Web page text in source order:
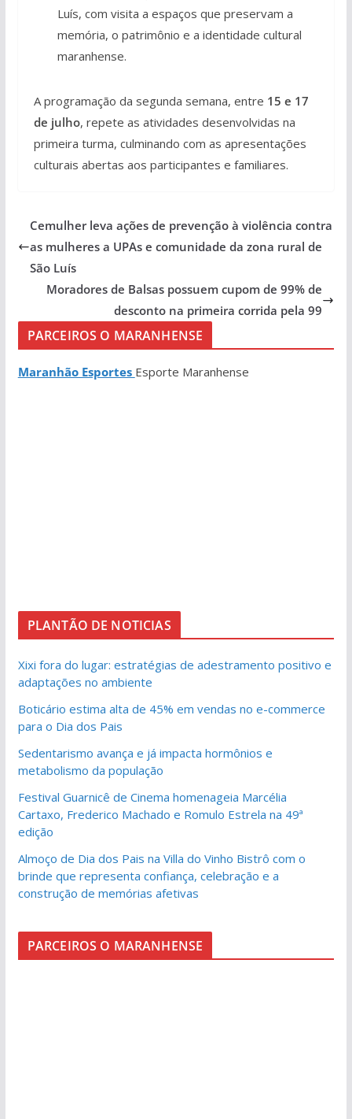
Luís, com visita a espaços que preservam a
memória, o patrimônio e a identidade cultural
maranhense.
A programação da segunda semana, entre 15 e 17
de julho, repete as atividades desenvolvidas na
primeira turma, culminando com as apresentações
culturais abertas aos participantes e familiares.
Cemulher leva ações de prevenção à violência contra
as mulheres a UPAs e comunidade da zona rural de
São Luís
Moradores de Balsas possuem cupom de 99% de
desconto na primeira corrida pela 99
PARCEIROS O MARANHENSE
Maranhão Esportes Esporte Maranhense
PLANTÃO DE NOTICIAS
Xixi fora do lugar: estratégias de adestramento positivo e
adaptações no ambiente
Boticário estima alta de 45% em vendas no e-commerce
para o Dia dos Pais
Sedentarismo avança e já impacta hormônios e
metabolismo da população
Festival Guarnicê de Cinema homenageia Marcélia
Cartaxo, Frederico Machado e Romulo Estrela na 49ª
edição
Almoço de Dia dos Pais na Villa do Vinho Bistrô com o
brinde que representa confiança, celebração e a
construção de memórias afetivas
PARCEIROS O MARANHENSE